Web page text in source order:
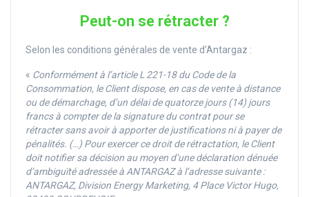
Peut-on se rétracter ?
Selon les conditions générales de vente d’Antargaz :
« Conformément à l’article L 221-18 du Code de la
Consommation, le Client dispose, en cas de vente à distance
ou de démarchage, d’un délai de quatorze jours (14) jours
francs à compter de la signature du contrat pour se
rétracter sans avoir à apporter de justifications ni à payer de
pénalités. (…) Pour exercer ce droit de rétractation, le Client
doit notifier sa décision au moyen d’une déclaration dénuée
d’ambiguïté adressée à ANTARGAZ à l’adresse suivante :
ANTARGAZ, Division Energy Marketing, 4 Place Victor Hugo,